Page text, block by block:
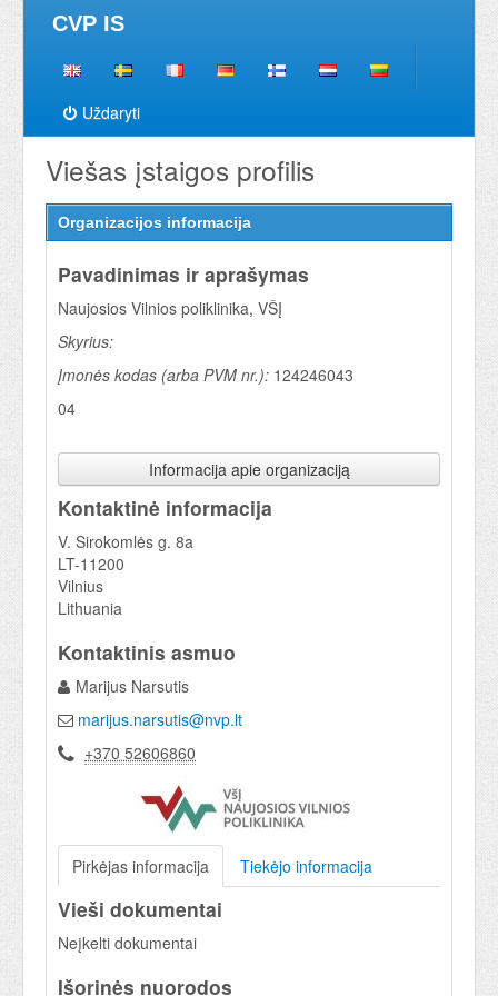
CVP IS
Uždaryti
Viešas įstaigos profilis
Organizacijos informacija
Pavadinimas ir aprašymas
Naujosios Vilnios poliklinika, VŠĮ
Skyrius:
Įmonės kodas (arba PVM nr.): 124246043
04
Informacija apie organizaciją
Kontaktinė informacija
V. Sirokomlės g. 8a
LT-11200
Vilnius
Lithuania
Kontaktinis asmuo
Marijus Narsutis
marijus.narsutis@nvp.lt
+370 52606860
Pirkėjas informacija Tiekėjo informacija
Vieši dokumentai
Neįkelti dokumentai
Išorinės nuorodos